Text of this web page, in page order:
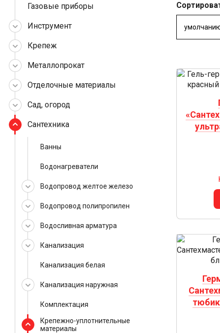
Газовые приборы
Инструмент
Крепеж
Металлопрокат
Отделочные материалы
Сад, огород
Сантехника
Ванны
Водонагреватели
Водопровод желтое железо
Водопровод полипропилен
Водосливная арматура
Канализация
Канализация белая
Канализация наружная
Комплектация
Крепежно-уплотнительные
материалы